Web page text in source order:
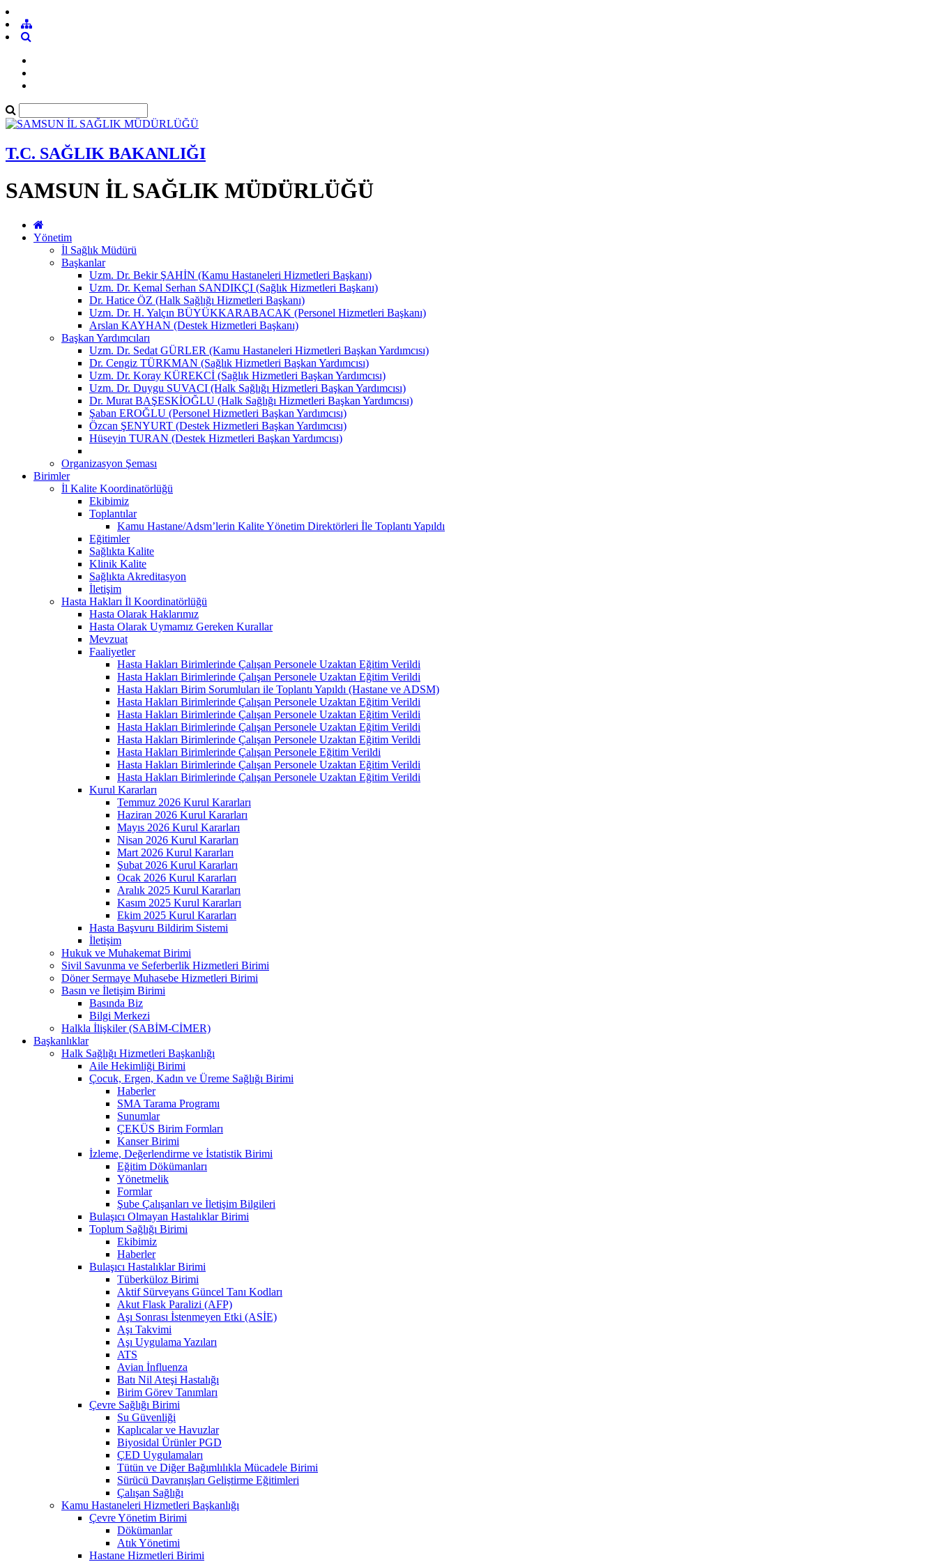
T.C. SAĞLIK BAKANLIĞI
SAMSUN İL SAĞLIK MÜDÜRLÜĞÜ
Yönetim
İl Sağlık Müdürü
Başkanlar
Uzm. Dr. Bekir ŞAHİN (Kamu Hastaneleri Hizmetleri Başkanı)
Uzm. Dr. Kemal Serhan SANDIKÇI (Sağlık Hizmetleri Başkanı)
Dr. Hatice ÖZ (Halk Sağlığı Hizmetleri Başkanı)
Uzm. Dr. H. Yalçın BÜYÜKKARABACAK (Personel Hizmetleri Başkanı)
Arslan KAYHAN (Destek Hizmetleri Başkanı)
Başkan Yardımcıları
Uzm. Dr. Sedat GÜRLER (Kamu Hastaneleri Hizmetleri Başkan Yardımcısı)
Dr. Cengiz TÜRKMAN (Sağlık Hizmetleri Başkan Yardımcısı)
Uzm. Dr. Koray KÜREKCİ (Sağlık Hizmetleri Başkan Yardımcısı)
Uzm. Dr. Duygu SUVACI (Halk Sağlığı Hizmetleri Başkan Yardımcısı)
Dr. Murat BAŞESKİOĞLU (Halk Sağlığı Hizmetleri Başkan Yardımcısı)
Şaban EROĞLU (Personel Hizmetleri Başkan Yardımcısı)
Özcan ŞENYURT (Destek Hizmetleri Başkan Yardımcısı)
Hüseyin TURAN (Destek Hizmetleri Başkan Yardımcısı)
Organizasyon Şeması
Birimler
İl Kalite Koordinatörlüğü
Ekibimiz
Toplantılar
Kamu Hastane/Adsm’lerin Kalite Yönetim Direktörleri İle Toplantı Yapıldı
Eğitimler
Sağlıkta Kalite
Klinik Kalite
Sağlıkta Akreditasyon
İletişim
Hasta Hakları İl Koordinatörlüğü
Hasta Olarak Haklarımız
Hasta Olarak Uymamız Gereken Kurallar
Mevzuat
Faaliyetler
Hasta Hakları Birimlerinde Çalışan Personele Uzaktan Eğitim Verildi
Hasta Hakları Birimlerinde Çalışan Personele Uzaktan Eğitim Verildi
Hasta Hakları Birim Sorumluları ile Toplantı Yapıldı (Hastane ve ADSM)
Hasta Hakları Birimlerinde Çalışan Personele Uzaktan Eğitim Verildi
Hasta Hakları Birimlerinde Çalışan Personele Uzaktan Eğitim Verildi
Hasta Hakları Birimlerinde Çalışan Personele Uzaktan Eğitim Verildi
Hasta Hakları Birimlerinde Çalışan Personele Uzaktan Eğitim Verildi
Hasta Hakları Birimlerinde Çalışan Personele Eğitim Verildi
Hasta Hakları Birimlerinde Çalışan Personele Uzaktan Eğitim Verildi
Hasta Hakları Birimlerinde Çalışan Personele Uzaktan Eğitim Verildi
Kurul Kararları
Temmuz 2026 Kurul Kararları
Haziran 2026 Kurul Kararları
Mayıs 2026 Kurul Kararları
Nisan 2026 Kurul Kararları
Mart 2026 Kurul Kararları
Şubat 2026 Kurul Kararları
Ocak 2026 Kurul Kararları
Aralık 2025 Kurul Kararları
Kasım 2025 Kurul Kararları
Ekim 2025 Kurul Kararları
Hasta Başvuru Bildirim Sistemi
İletişim
Hukuk ve Muhakemat Birimi
Sivil Savunma ve Seferberlik Hizmetleri Birimi
Döner Sermaye Muhasebe Hizmetleri Birimi
Basın ve İletişim Birimi
Basında Biz
Bilgi Merkezi
Halkla İlişkiler (SABİM-CİMER)
Başkanlıklar
Halk Sağlığı Hizmetleri Başkanlığı
Aile Hekimliği Birimi
Çocuk, Ergen, Kadın ve Üreme Sağlığı Birimi
Haberler
SMA Tarama Programı
Sunumlar
ÇEKÜS Birim Formları
Kanser Birimi
İzleme, Değerlendirme ve İstatistik Birimi
Eğitim Dökümanları
Yönetmelik
Formlar
Şube Çalışanları ve İletişim Bilgileri
Bulaşıcı Olmayan Hastalıklar Birimi
Toplum Sağlığı Birimi
Ekibimiz
Haberler
Bulaşıcı Hastalıklar Birimi
Tüberküloz Birimi
Aktif Sürveyans Güncel Tanı Kodları
Akut Flask Paralizi (AFP)
Aşı Sonrası İstenmeyen Etki (ASİE)
Aşı Takvimi
Aşı Uygulama Yazıları
ATS
Avian İnfluenza
Batı Nil Ateşi Hastalığı
Birim Görev Tanımları
Çevre Sağlığı Birimi
Su Güvenliği
Kaplıcalar ve Havuzlar
Biyosidal Ürünler PGD
ÇED Uygulamaları
Tütün ve Diğer Bağımlılıkla Mücadele Birimi
Sürücü Davranışları Geliştirme Eğitimleri
Çalışan Sağlığı
Kamu Hastaneleri Hizmetleri Başkanlığı
Çevre Yönetim Birimi
Dökümanlar
Atık Yönetimi
Hastane Hizmetleri Birimi